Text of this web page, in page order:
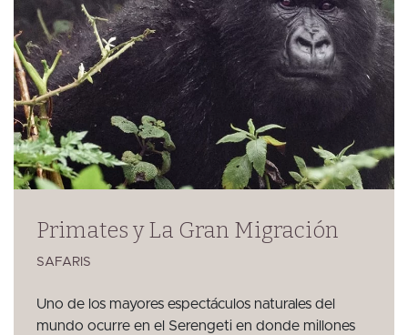
Primates y La Gran Migración
SAFARIS
Uno de los mayores espectáculos naturales del
mundo ocurre en el Serengeti en donde millones